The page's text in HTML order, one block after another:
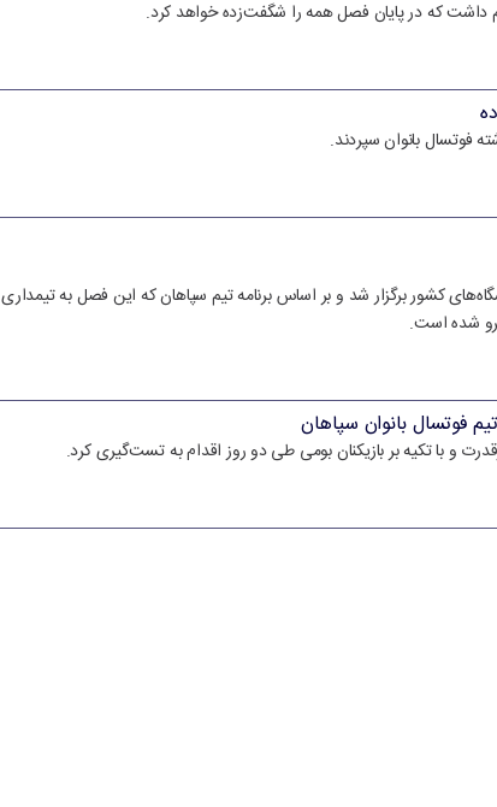
که در پایان فصل همه را شگفت‌زده خواهد کرد.
فوتسال بانوان سپردند.
کشور برگزار شد و بر اساس برنامه تیم سپاهان که این فصل به تیمداری
شده است.
فوتسال بانوان سپاهان
و با تکیه بر بازیکنان بومی طی دو روز اقدام به تست‌گیری کرد.